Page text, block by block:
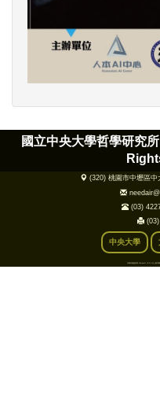
國立中央大學哲學研究
(320) 桃園市中壢區
(03)
中央大學